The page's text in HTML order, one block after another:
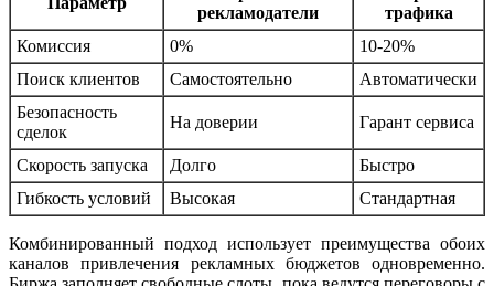
рекламодатели
трафика
Комиссия
0%
10-20%
Поиск клиентов
Самостоятельно
Автоматически
Безопасность
сделок
На доверии Гарант сервиса
Скорость запуска Долго
Быстро
Гибкость условий
Высокая Стандартная
Комбинированный подход использует преимущества обоих
каналов привлечения рекламных бюджетов одновременно.